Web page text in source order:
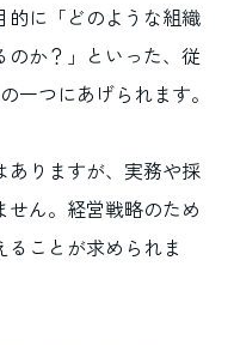
的に「どのような組織
のか？」といった、従
一つにあげられます。
ありますが、実務や採
ん。経営戦略のため
ことが求められま